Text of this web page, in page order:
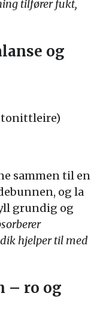
tilfører fukt,
og
sammen til en
og la
grundig og
hjelper til med
– ro og